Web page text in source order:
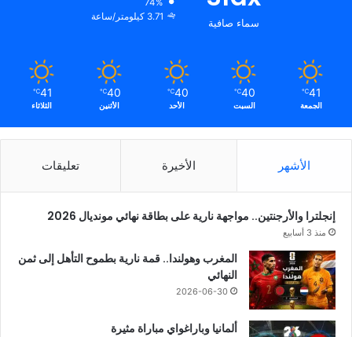
سماء صافية
74%
3.71 كيلومتر/ساعة
41
℃
الجمعة
40
℃
السبت
40
℃
الأحد
40
℃
الأثنين
41
℃
الثلاثاء
الأشهر الأخيرة تعليقات
إنجلترا والأرجنتين.. مواجهة نارية على بطاقة نهائي مونديال 2026
منذ 3 أسابيع
المغرب وهولندا.. قمة نارية بطموح التأهل إلى ثمن
النهائي
2026-06-30
ألمانيا وباراغواي مباراة مثيرة